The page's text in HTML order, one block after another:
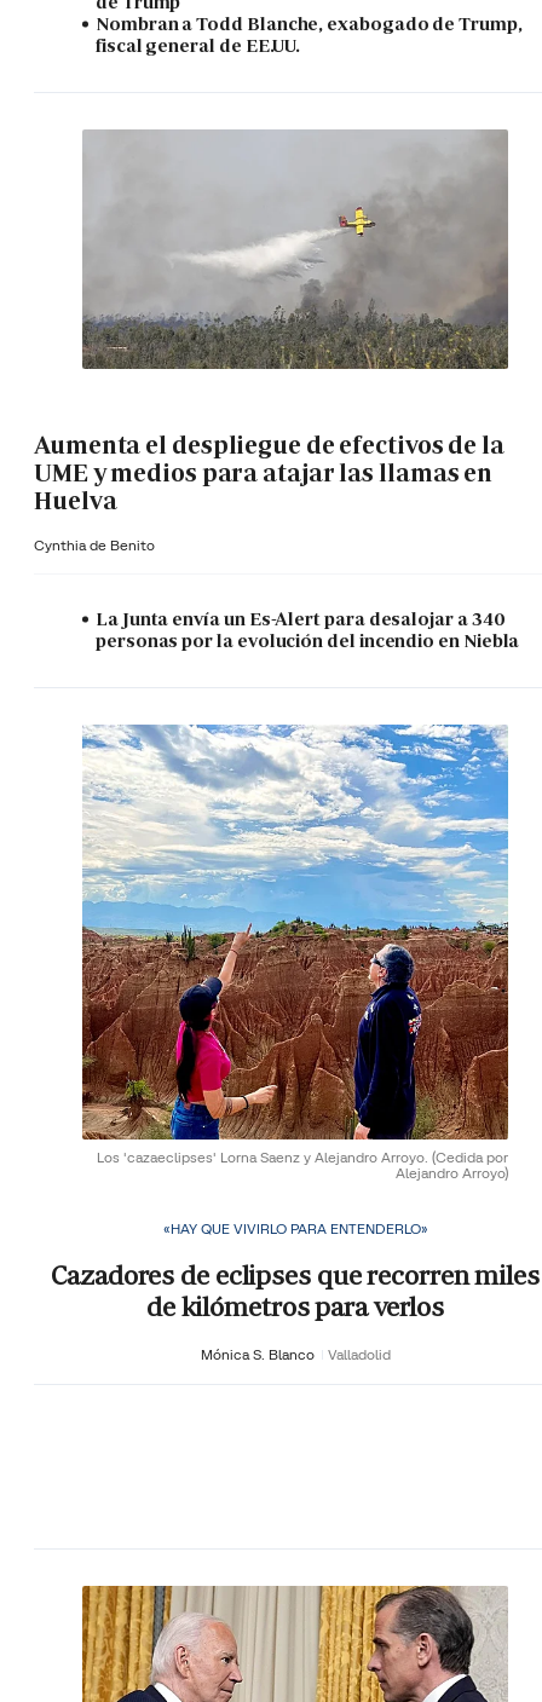
Nombran a Todd Blanche, exabogado de Trump,
fiscal general de EE.UU.
Aumenta el despliegue de efectivos de la
UME y medios para atajar las llamas en
Huelva
Cynthia de Benito
La Junta envía un Es-Alert para desalojar a 340
personas por la evolución del incendio en Niebla
Los 'cazaeclipses' Lorna Saenz y Alejandro Arroyo. (Cedida por
Alejandro Arroyo)
«HAY QUE VIVIRLO PARA ENTENDERLO»
Cazadores de eclipses que recorren miles
de kilómetros para verlos
Mónica S. Blanco Valladolid